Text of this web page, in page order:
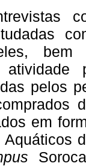
bem
atividade
pelos
em